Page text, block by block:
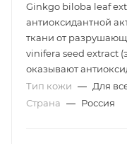
Ginkgo biloba leaf
антиоксидантной
ткани от
vinifera seed extract
оказывают
Тип кожи — Для
Страна — Россия